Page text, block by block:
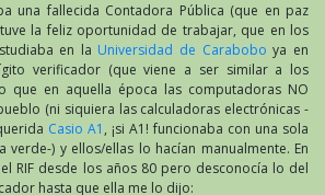
una fallecida Contadora Pública (que en paz
la feliz oportunidad de trabajar, que en los
en la Universidad de Carabobo ya en
verificador (que viene a ser similar a los
que en aquella época las computadoras NO
(ni siquiera las calculadoras electrónicas -
Casio A1 , ¡si A1! funcionaba con una sola
) y ellos/ellas lo hacían manualmente. En
RIF desde los años 80 pero desconocía lo del
hasta que ella me lo dijo: